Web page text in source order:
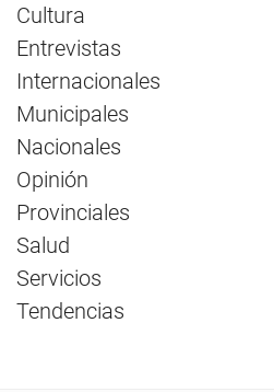
Cultura
Entrevistas
Internacionales
Municipales
Nacionales
Opinión
Provinciales
Salud
Servicios
Tendencias